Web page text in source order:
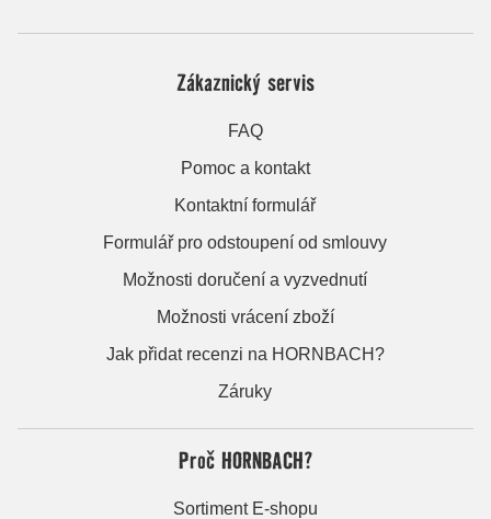
Zákaznický servis
FAQ
Pomoc a kontakt
Kontaktní formulář
Formulář pro odstoupení od smlouvy
Možnosti doručení a vyzvednutí
Možnosti vrácení zboží
Jak přidat recenzi na HORNBACH?
Záruky
Proč HORNBACH?
Sortiment E-shopu